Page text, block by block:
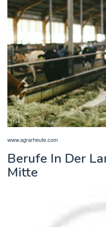
www.agrarheute.com
Berufe In Der
Mitte